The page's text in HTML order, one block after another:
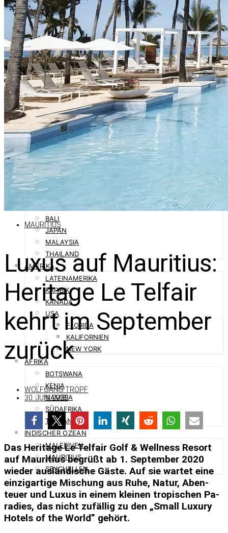
KROATIEN
MADEIRA
MALLORCA
MALTA
ÖSTERREICH
PORTUGAL
SCHWEDEN
SCHWEIZ
SPANIEN
SÜDTIROL
ORIENT
ABU DHABI
DUBAI
OMAN
QATAR
SAUDI-ARABIEN
ASIEN
AUSTRALIEN
BALI
JAPAN
MALAYSIA
THAILAND
AMERIKA
LATEINAMERIKA
KARIBIK
KANADA
USA
FLORIDA
KALIFORNIEN
NEW YORK
AFRIKA
BOTSWANA
KENIA
NAMIBIA
SÜDAFRIKA
TANSANIA
INDISCHER OZEAN
MALEDIVEN
MAURITIUS
SEYCHELLEN
MAURITIUS
Luxus auf Mauritius:
Heritage Le Telfair
kehrt im September
zurück
WOLFGANG TROPF
30. JUNI 2020
Das He­ri­tage Le Tel­fair Golf & Well­ness Re­sort
auf Mau­ri­tius be­grüßt ab 1. Sep­tem­ber 2020
wie­der aus­län­di­sche Gäste. Auf sie war­tet eine
ein­zig­ar­tige Mi­schung aus Ruhe, Na­tur, Aben­
teuer und Lu­xus in ei­nem klei­nen tro­pi­schen Pa­
ra­dies, das nicht zu­fäl­lig zu den „Small Lu­xury
Ho­tels of the World” ge­hört.